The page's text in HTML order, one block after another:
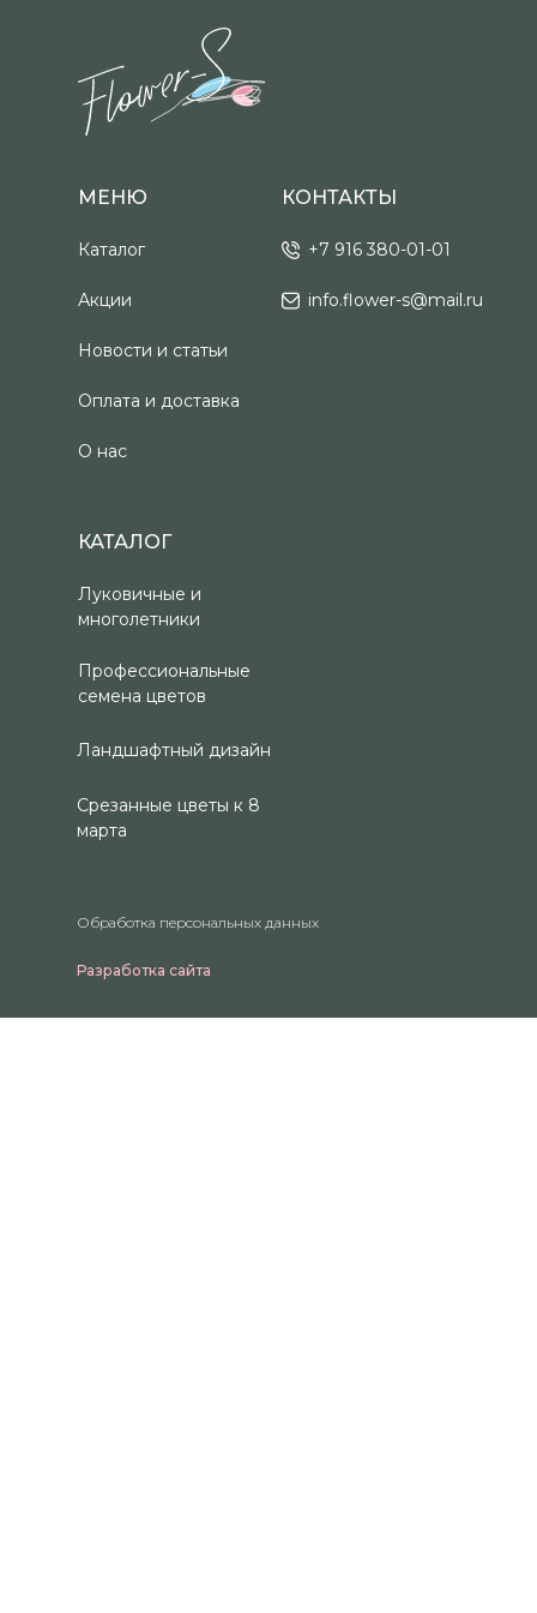
О нас
Оплата и доставка
Новости и статьи
Акции
Каталог
МЕНЮ
Срезанные цветы к 8
марта
Ландшафтный дизайн
Профессиональные
семена цветов
Луковичные и
многолетники
КАТАЛОГ
info.flower-s@mail.ru
+7 916 380-01-01
КОНТАКТЫ
Обработка персональных данных
Разработка сайта